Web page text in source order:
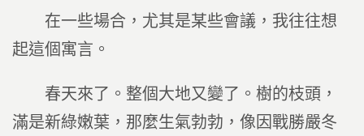
在一些場合，尤其是某些會議，我往往想
起這個寓言。
春天來了。整個大地又變了。樹的枝頭，
滿是新綠嫩葉，那麼生氣勃勃，像因戰勝嚴冬